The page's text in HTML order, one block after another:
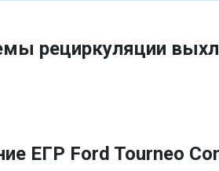
рециркуляции
ЕГР Ford Tourneo